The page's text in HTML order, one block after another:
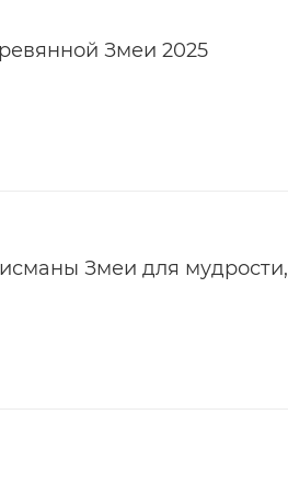
Змеи 2025
Змеи для мудрости,